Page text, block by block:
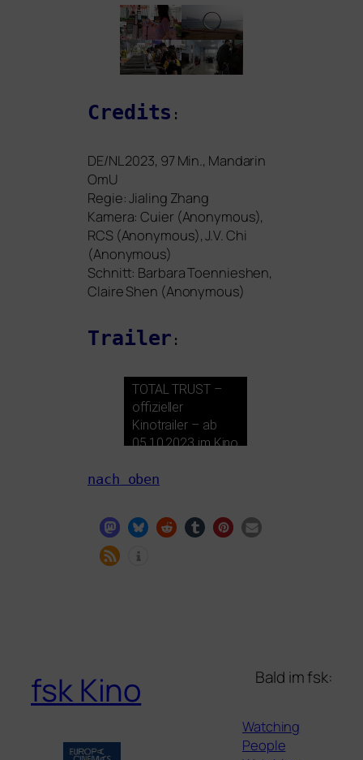
Credits :
DE/NL2023, 97 Min., Mandarin
OmU
Regie: Jialing Zhang
Kamera: Cuier (Anonymous),
RCS(Anonymous), J.V. Chi
(Anonymous)
Schnitt: Barbara Toennieshen,
Claire Shen (Anonymous)
Trailer :
TOTAL TRUST–
offi­zi­el­ler
Kinotrailer – ab
05.10.2023 im Kino
nach oben
fsk Kino Bald im fsk:
Watching
People